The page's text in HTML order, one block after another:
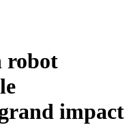
robot
impact